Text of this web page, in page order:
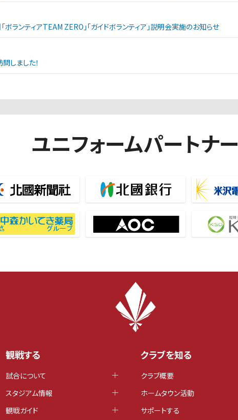
ボランティアTEAM ZERO」「ガイドボランティア」説明会実施のお知らせ
しました！
ユニフォームパートナー
観戦する
試合について
スタジアム情報
観戦ガイド
クラブを知る
クラブ概要
ホームタウン活動
サポートする